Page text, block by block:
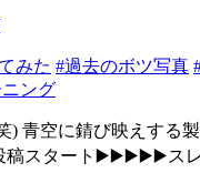
みた #過去のボツ写真
ング
) 青空に錆び映えする
稿スタート▶️▶️▶️▶️▶️ス